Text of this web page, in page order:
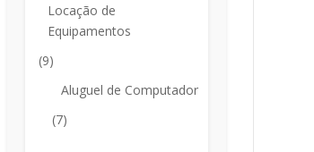
Locação de
Equipamentos
(9)
Aluguel de Computador
(7)